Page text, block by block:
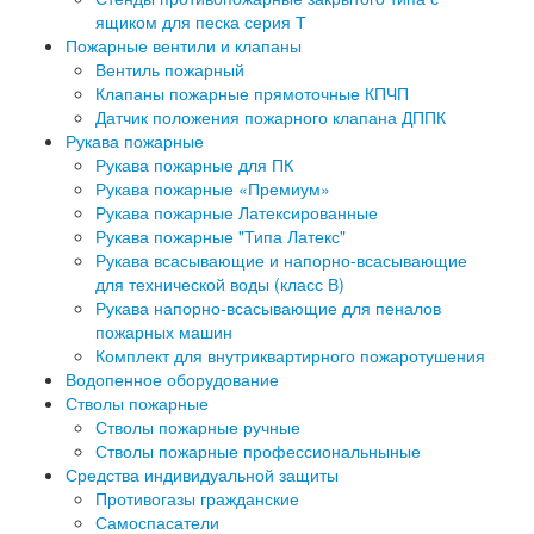
ящиком для песка серия Т
Пожарные вентили и клапаны
Вентиль пожарный
Клапаны пожарные прямоточные КПЧП
Датчик положения пожарного клапана ДППК
Рукава пожарные
Рукава пожарные для ПК
Рукава пожарные «Премиум»
Рукава пожарные Латексированные
Рукава пожарные "Типа Латекс"
Рукава всасывающие и напорно-всасывающие
для технической воды (класс В)
Рукава напорно-всасывающие для пеналов
пожарных машин
Комплект для внутриквартирного пожаротушения
Водопенное оборудование
Стволы пожарные
Стволы пожарные ручные
Стволы пожарные профессиональныные
Средства индивидуальной защиты
Противогазы гражданские
Самоспасатели